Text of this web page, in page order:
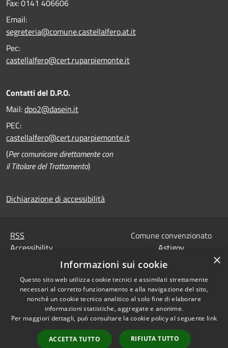
Fax:0141 406606
Email:
segreteria@comune.castellalfero.at.it
Pec:
castellalfero@cert.ruparpiemonte.it
Contatti del D.P.O.
Mail:dpo2@dasein.it
PEC:
castellalfero@cert.ruparpiemonte.it
(Per comunicare direttamente con
il Titolare del Trattamento)
Dichiarazione di accessibilità
RSS
Accessibility
Sitemap
Codice Univoco IPA,
Tesoreria e Coordinate
bancarie
Dati di contatto DPO
Comune convenzionato
Astigov
Progetto|Convenzione
Adesioni
•Accesso redazione
×
Informazioni sui cookie
Questo sito web utilizza cookie tecnici e assimilati strettamente
necessari al corretto funzionamento e alla navigazione del sito,
nonché un cookie tecnico analitico al solo fine di elaborare
informazioni statistiche, aggregate e anonime.
Per maggiori dettagli, può consultare la cookie policy al seguente link
ACCETTA TUTTO RIFIUTA TUTTO